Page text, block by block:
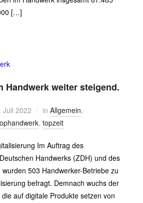
[…]
Handwerk weiter steigend.
Juli 2022 in Allgemein,
, topzeit
Im Auftrag des
Handwerks (ZDH) und des
503 Handwerker-Betriebe zu
befragt. Demnach wuchs der
auf digitale Produkte setzen von